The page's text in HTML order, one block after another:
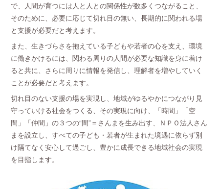
で、人間が育つには人と人との関係性が数多くつながること、
そのために、必要に応じて切れ目の無い、長期的に関われる場
と支援が必要だと考えます。
また、生きづらさを抱えている子どもや若者の心を支え、環境
に働きかけるには、関わる周りの人間が必要な知識を身に着け
ると共に、さらに周りに情報を発信し、理解者を増やしていく
ことが必要だと考えます。
切れ目のない支援の場を実現し、地域がゆるやかにつながり見
守っていける社会をつくる、その実現に向け、「時間」「空
間」「仲間」の３つの“間”＝さんまを生み出す、ＮＰＯ法人さん
まを設立し、すべての子ども・若者が生まれた境遇に依らず別
け隔てなく安心して過ごし、豊かに成長できる地域社会の実現
を目指します。